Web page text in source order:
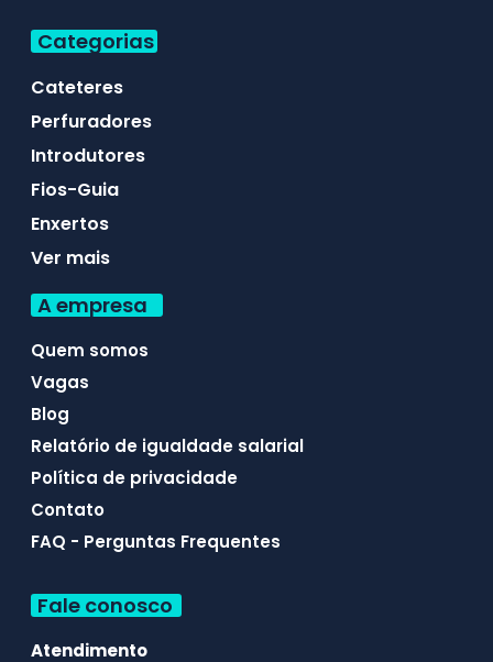
Categorias
Cateteres
Perfuradores
Introdutores
Fios-Guia
Enxertos
Ver mais
A empresa
Quem somos
Vagas
Blog
Relatório de igualdade salarial
Política de privacidade
Contato
FAQ - Perguntas Frequentes
Fale conosco
Atendimento